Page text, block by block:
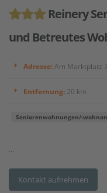
Reinery
und Betreutes
Adresse:Am Marktplatz
Entfernung: 20 km
Seniorenwohnungen/-
...
Kontakt aufnehmen